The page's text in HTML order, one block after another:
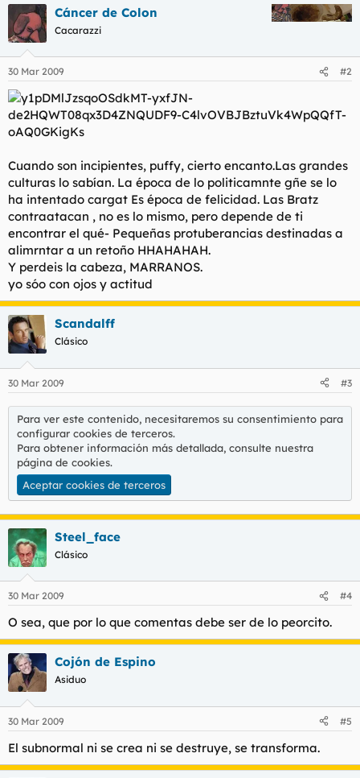
Cáncer de Colon
Cacarazzi
30 Mar 2009 #2
Cuando son incipientes, puffy, cierto encanto.Las grandes
culturas lo sabían. La época de lo politicamnte gñe se lo
ha intentado cargat Es época de felicidad. Las Bratz
contraatacan , no es lo mismo, pero depende de ti
encontrar el qué- Pequeñas protuberancias destinadas a
alimrntar a un retoño HHAHAHAH.
Y perdeis la cabeza, MARRANOS.
yo sóo con ojos y actitud
Scandalff
Clásico
30 Mar 2009 #3
Para ver este contenido, necesitaremos su consentimiento para
configurar cookies de terceros.
Para obtener información más detallada, consulte nuestra
página de cookies.
Aceptar cookies de terceros
Steel_face
Clásico
30 Mar 2009 #4
O sea, que por lo que comentas debe ser de lo peorcito.
Cojón de Espino
Asiduo
30 Mar 2009 #5
El subnormal ni se crea ni se destruye, se transforma.